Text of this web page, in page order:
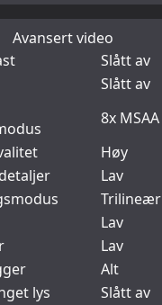
Avansert video
Slått av
Slått av
8x MSAA
Høy
Lav
Trilineær
Lav
Lav
Alt
lys
Slått av